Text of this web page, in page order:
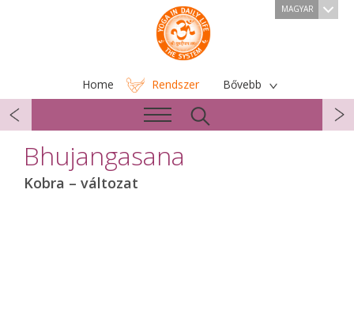
MAGYAR
Home Rendszer Bővebb
Bhujangasana
Kobra – változat